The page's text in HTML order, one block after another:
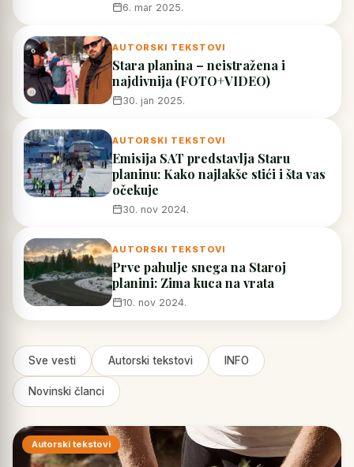
6. mar 2025.
AUTORSKI TEKSTOVI
Stara planina – neistražena i
najdivnija (FOTO+VIDEO)
30. jan 2025.
AUTORSKI TEKSTOVI
Emisija SAT predstavlja Staru
planinu: Kako najlakše stići i šta vas
očekuje
30. nov 2024.
AUTORSKI TEKSTOVI
Prve pahulje snega na Staroj
planini: Zima kuca na vrata
10. nov 2024.
Sve vesti Autorski tekstovi INFO
Novinski članci
Autorski tekstovi